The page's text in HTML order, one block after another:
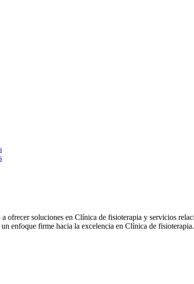
ofrecer soluciones en Clínica de fisioterapia y servicios
enfoque firme hacia la excelencia en Clínica de